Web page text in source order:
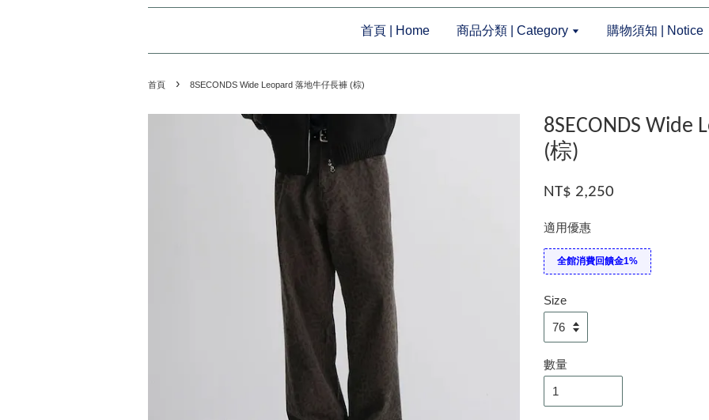
首頁 | Home 商品分類 | Category 購物須知 | Notice
首頁 › 8SECONDS Wide Leopard 落地牛仔長褲 (棕)
8SECONDS
(棕)
NT$ 2,250
適用優惠
全館消費回饋金1%
Size
數量